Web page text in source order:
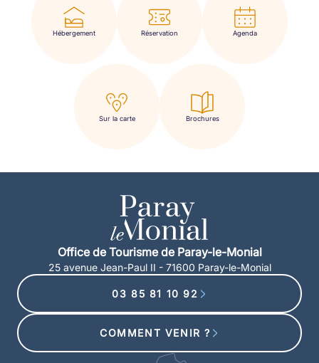
Hébergement Réservation Agenda
Sur la carte Brochures
Office de Tourisme de Paray-le-Monial
25 avenue Jean-Paul II - 71600 Paray-le-Monial
03 85 81 10 92
COMMENT VENIR ?